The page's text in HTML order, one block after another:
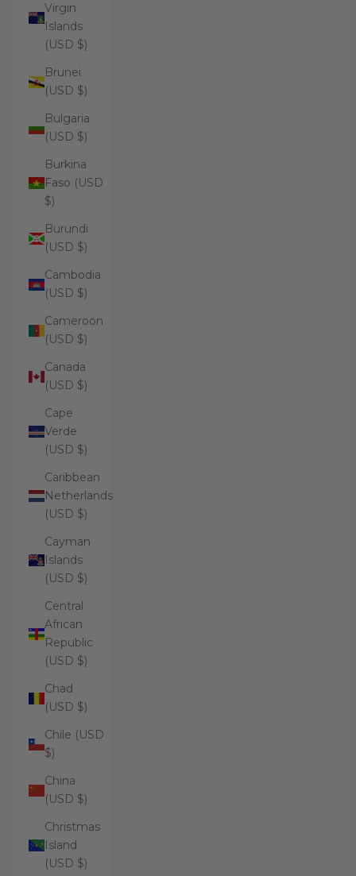
Virgin
Islands
(USD $)
Brunei
(USD $)
Bulgaria
(USD $)
Burkina
Faso (USD
$)
Burundi
(USD $)
Cambodia
(USD $)
Cameroon
(USD $)
Canada
(USD $)
Cape
Verde
(USD $)
Caribbean
Netherlands
(USD $)
Cayman
Islands
(USD $)
Central
African
Republic
(USD $)
Chad
(USD $)
Chile (USD
$)
China
(USD $)
Christmas
Island
(USD $)